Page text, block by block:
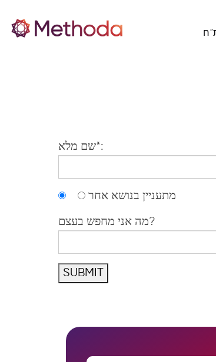
שם מלא*:
מתעניין בנושא אחר
מה אני מחפש בעצם?
SUBMIT